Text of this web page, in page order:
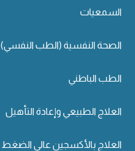
السمعيات
الصحة النفسية (الطب النفسي)
الطب الباطني
العلاج الطبيعي وإعادة التأهيل
العلاج بالأكسجين عالي الضغط